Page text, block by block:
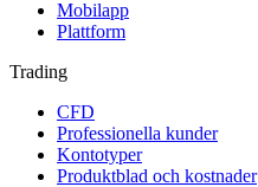
Mobilapp
Plattform
Trading
CFD
Professionella kunder
Kontotyper
Produktblad och kostnader